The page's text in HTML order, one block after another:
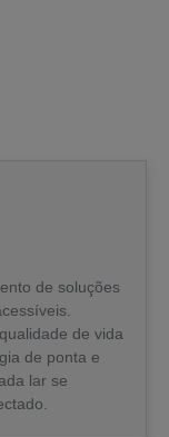
de soluções
de vida
de ponta e
lar se